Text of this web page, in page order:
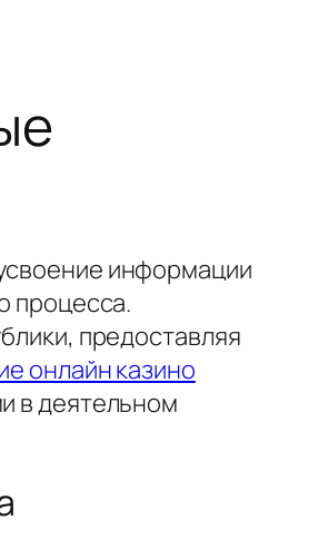
информации
процесса.
предоставляя
онлайн казино
в деятельном